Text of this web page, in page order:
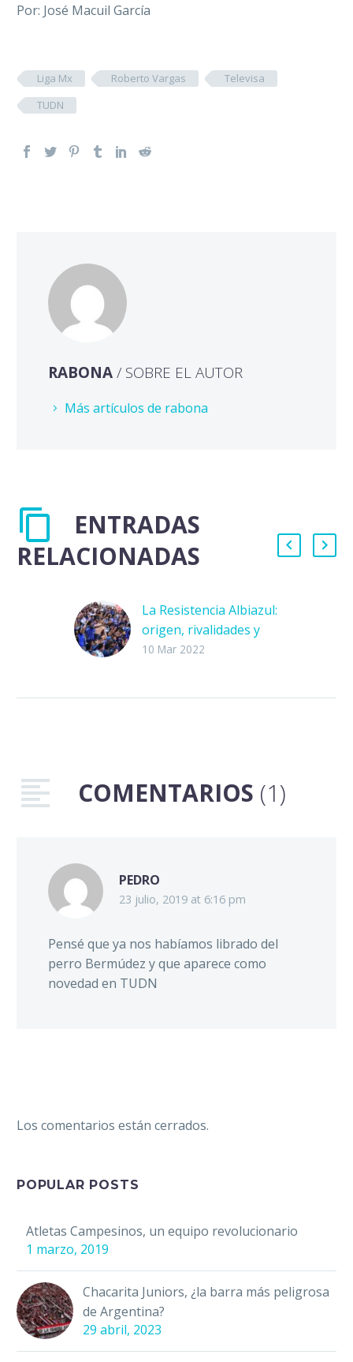
Por: José Macuil García
Liga Mx Roberto Vargas
Televisa
TUDN
RABONA/ SOBRE EL AUTOR
Más artículos de rabona
ENTRADAS
RELACIONADAS
La Resistencia Albiazul:
origen, rivalidades y
efectos de la violencia
10 Mar 2022
COMENTARIOS (1)
PEDRO
23 julio, 2019 at 6:16 pm
Pensé que ya nos habíamos librado del
perro Bermúdez y que aparece como
novedad en TUDN
Los comentarios están cerrados.
POPULAR POSTS
Atletas Campesinos, un equipo revolucionario
1 marzo, 2019
Chacarita Juniors, ¿la barra más peligrosa
de Argentina?
29 abril, 2023